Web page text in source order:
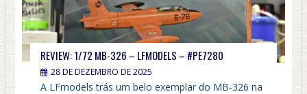
REVIEW: 1/72 MB-326 – LFMODELS – #PE7280
28 DE DEZEMBRO DE 2025
A LFmodels trás um belo exemplar do MB-326 na